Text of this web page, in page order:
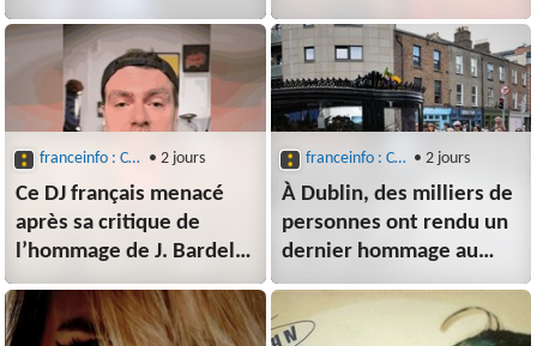
toxiques selon Héléna
franceinfo : Culture : Musique • 2 jours
Ce DJ français menacé
après sa critique de
l’hommage de J. Bardella
à Kavinsky
franceinfo : Culture : Musique • 2 jours
À Dublin, des milliers de
personnes ont rendu un
dernier hommage au
musicien Glen Hansard